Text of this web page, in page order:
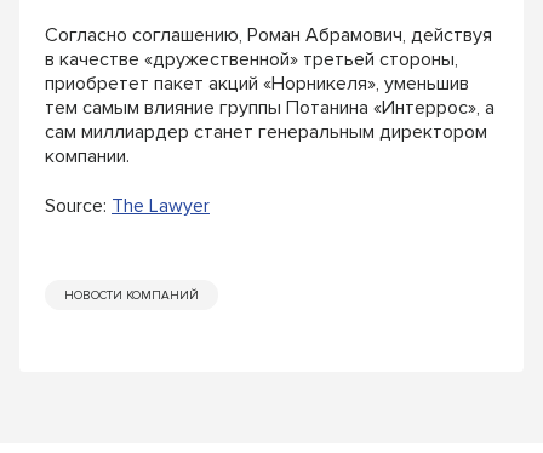
Согласно соглашению, Роман Абрамович, действуя
в качестве «дружественной» третьей стороны,
приобретет пакет акций «Норникеля», уменьшив
тем самым влияние группы Потанина «Интеррос», а
сам миллиардер станет генеральным директором
компании.
Source: The Lawyer
НОВОСТИ КОМПАНИЙ